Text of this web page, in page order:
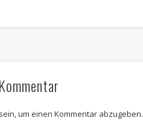
um einen Kommentar abzugeben.